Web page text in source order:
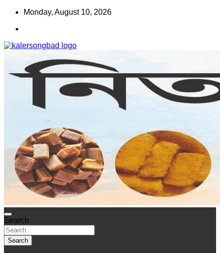
Skip
content
Monday, August 10, 2026
কালের সংবাদ
www.kalersongbad.com
Search
Search